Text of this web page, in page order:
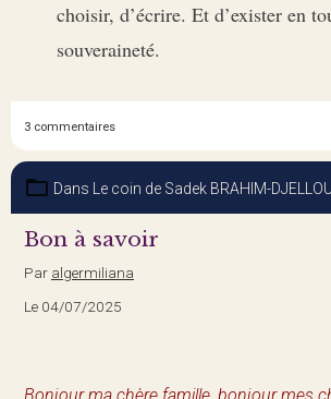
choisir, d’écrire. Et d’exister en
souveraineté.
3 commentaires
Dans Le coin de Sadek BRAHIM-DJELLOUL
Bon à savoir
Par algermiliana
Le 04/07/2025